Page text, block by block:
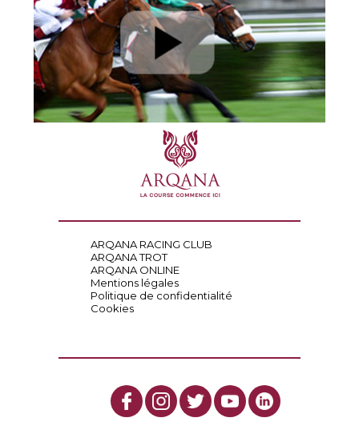
ARQANA RACING CLUB
ARQANA TROT
ARQANA ONLINE
Mentions légales
Politique de confidentialité
Cookies